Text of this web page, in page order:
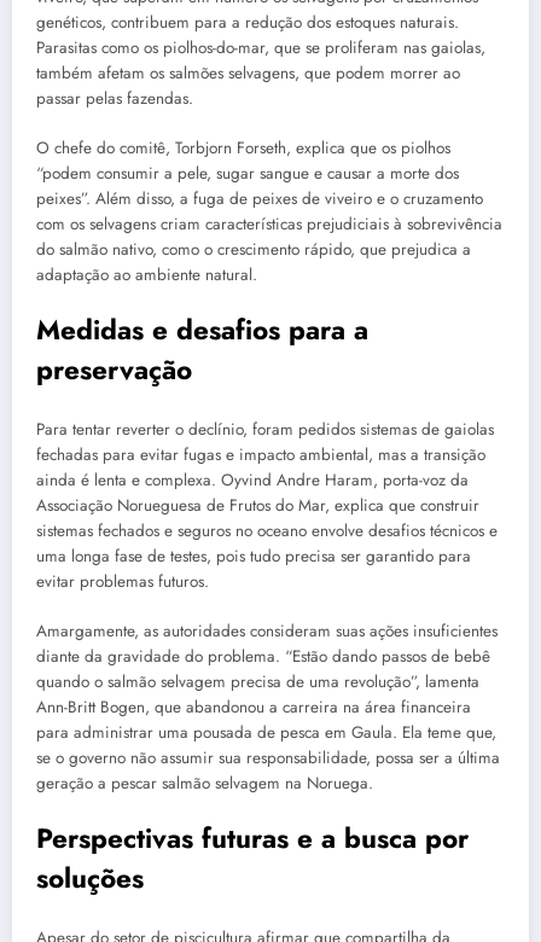
genéticos, contribuem para a redução dos estoques naturais.
Parasitas como os piolhos-do-mar, que se proliferam nas gaiolas,
também afetam os salmões selvagens, que podem morrer ao
passar pelas fazendas.
O chefe do comitê, Torbjorn Forseth, explica que os piolhos
“podem consumir a pele, sugar sangue e causar a morte dos
peixes”. Além disso, a fuga de peixes de viveiro e o cruzamento
com os selvagens criam características prejudiciais à sobrevivência
do salmão nativo, como o crescimento rápido, que prejudica a
adaptação ao ambiente natural.
Medidas e desafios para a
preservação
Para tentar reverter o declínio, foram pedidos sistemas de gaiolas
fechadas para evitar fugas e impacto ambiental, mas a transição
ainda é lenta e complexa. Oyvind Andre Haram, porta-voz da
Associação Norueguesa de Frutos do Mar, explica que construir
sistemas fechados e seguros no oceano envolve desafios técnicos e
uma longa fase de testes, pois tudo precisa ser garantido para
evitar problemas futuros.
Amargamente, as autoridades consideram suas ações insuficientes
diante da gravidade do problema. “Estão dando passos de bebê
quando o salmão selvagem precisa de uma revolução”, lamenta
Ann-Britt Bogen, que abandonou a carreira na área financeira
para administrar uma pousada de pesca em Gaula. Ela teme que,
se o governo não assumir sua responsabilidade, possa ser a última
geração a pescar salmão selvagem na Noruega.
Perspectivas futuras e a busca por
soluções